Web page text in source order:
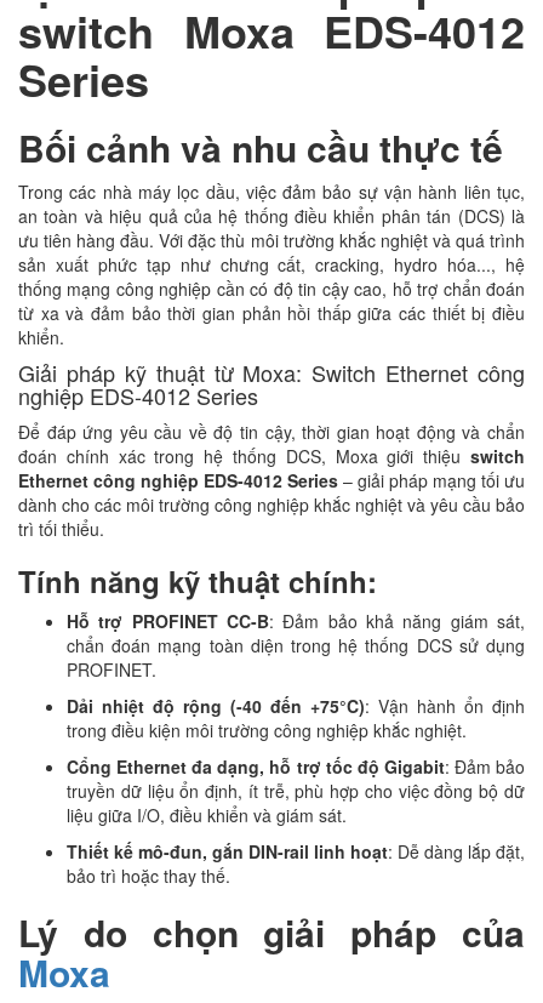
switch Moxa EDS-4012
Series
Bối cảnh và nhu cầu thực tế
Trong các nhà máy lọc dầu, việc đảm bảo sự vận hành liên tục,
an toàn và hiệu quả của hệ thống điều khiển phân tán (DCS) là
ưu tiên hàng đầu. Với đặc thù môi trường khắc nghiệt và quá trình
sản xuất phức tạp như chưng cất, cracking, hydro hóa..., hệ
thống mạng công nghiệp cần có độ tin cậy cao, hỗ trợ chẩn đoán
từ xa và đảm bảo thời gian phản hồi thấp giữa các thiết bị điều
khiển.
Giải pháp kỹ thuật từ Moxa: Switch Ethernet công
nghiệp EDS-4012 Series
Để đáp ứng yêu cầu về độ tin cậy, thời gian hoạt động và chẩn
đoán chính xác trong hệ thống DCS, Moxa giới thiệu switch
Ethernet công nghiệp EDS-4012 Series – giải pháp mạng tối ưu
dành cho các môi trường công nghiệp khắc nghiệt và yêu cầu bảo
trì tối thiểu.
Tính năng kỹ thuật chính:
Hỗ trợ PROFINET CC-B: Đảm bảo khả năng giám sát,
chẩn đoán mạng toàn diện trong hệ thống DCS sử dụng
PROFINET.
Dải nhiệt độ rộng (-40 đến +75°C): Vận hành ổn định
trong điều kiện môi trường công nghiệp khắc nghiệt.
Cổng Ethernet đa dạng, hỗ trợ tốc độ Gigabit: Đảm bảo
truyền dữ liệu ổn định, ít trễ, phù hợp cho việc đồng bộ dữ
liệu giữa I/O, điều khiển và giám sát.
Thiết kế mô-đun, gắn DIN-rail linh hoạt: Dễ dàng lắp đặt,
bảo trì hoặc thay thế.
Lý do chọn giải pháp của
Moxa